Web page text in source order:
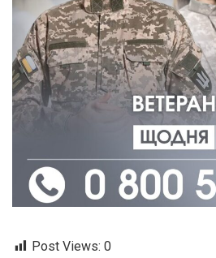
Post Views: 0